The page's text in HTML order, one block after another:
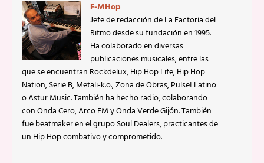
F-MHop
Jefe de redacción de La Factoría del
Ritmo desde su fundación en 1995.
Ha colaborado en diversas
publicaciones musicales, entre las
que se encuentran Rockdelux, Hip Hop Life, Hip Hop
Nation, Serie B, Metali-k.o., Zona de Obras, Pulse! Latino
o Astur Music. También ha hecho radio, colaborando
con Onda Cero, Arco FM y Onda Verde Gijón. También
fue beatmaker en el grupo Soul Dealers, practicantes de
un Hip Hop combativo y comprometido.